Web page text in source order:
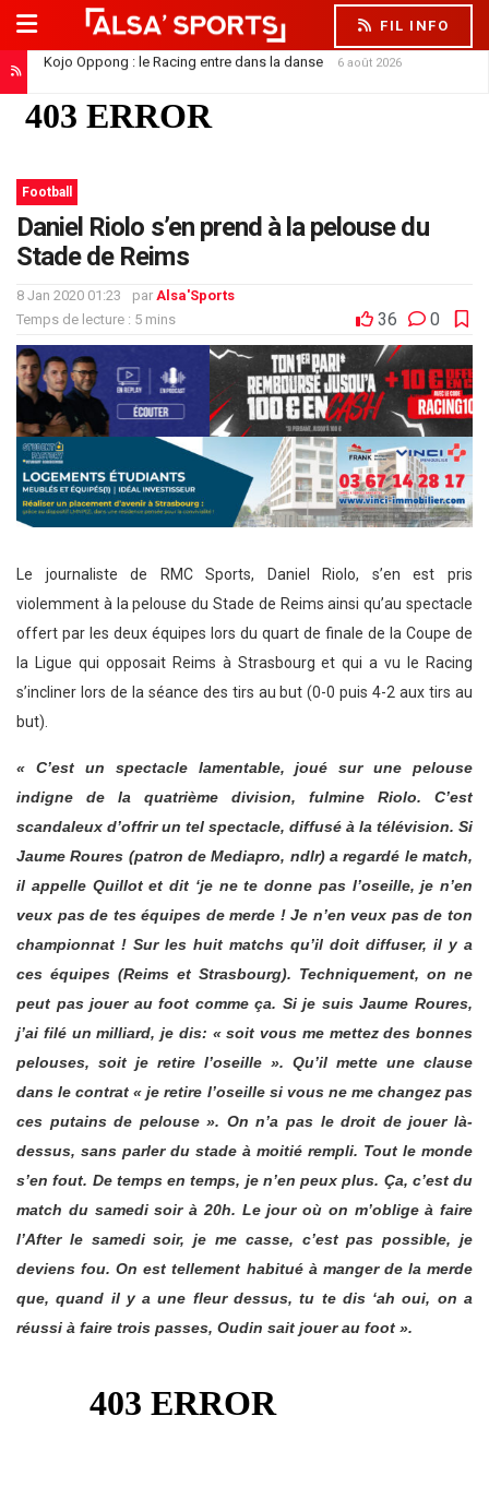
FIL INFO
Kojo Oppong : le Racing entre dans la danse 6 août 2026
Football
Daniel Riolo s’en prend à la pelouse du
Stade de Reims
8 Jan 2020 01:23 par Alsa'Sports
Temps de lecture : 5 mins
36 0
Le journaliste de RMC Sports, Daniel Riolo, s’en est pris
violemment à la pelouse du Stade de Reims ainsi qu’au spectacle
offert par les deux équipes lors du quart de finale de la Coupe de
la Ligue qui opposait Reims à Strasbourg et qui a vu le Racing
s’incliner lors de la séance des tirs au but (0-0 puis 4-2 aux tirs au
but).
« C’est un spectacle lamentable, joué sur une pelouse
indigne de la quatrième division, fulmine Riolo. C’est
scandaleux d’offrir un tel spectacle, diffusé à la télévision. Si
Jaume Roures (patron de Mediapro, ndlr) a regardé le match,
il appelle Quillot et dit ‘je ne te donne pas l’oseille, je n’en
veux pas de tes équipes de merde ! Je n’en veux pas de ton
championnat ! Sur les huit matchs qu’il doit diffuser, il y a
ces équipes (Reims et Strasbourg). Techniquement, on ne
peut pas jouer au foot comme ça. Si je suis Jaume Roures,
j’ai filé un milliard, je dis: « soit vous me mettez des bonnes
pelouses, soit je retire l’oseille ». Qu’il mette une clause
dans le contrat « je retire l’oseille si vous ne me changez pas
ces putains de pelouse ». On n’a pas le droit de jouer là-
dessus, sans parler du stade à moitié rempli. Tout le monde
s’en fout. De temps en temps, je n’en peux plus. Ça, c’est du
match du samedi soir à 20h. Le jour où on m’oblige à faire
l’After le samedi soir, je me casse, c’est pas possible, je
deviens fou. On est tellement habitué à manger de la merde
que, quand il y a une fleur dessus, tu te dis ‘ah oui, on a
réussi à faire trois passes, Oudin sait jouer au foot ».